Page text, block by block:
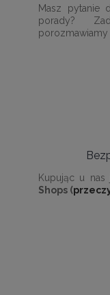
Masz pytanie
porady?
porozmawiamy
Kupując u nas
Shops (